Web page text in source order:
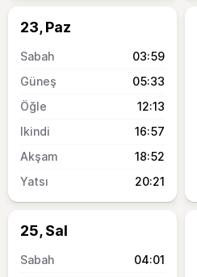
23, Paz
03:59
05:33
12:13
16:57
18:52
20:21
25, Sal
04:01